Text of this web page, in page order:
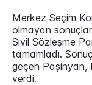
Merkez Seçim
olmayan
Sivil Sözleşme
tamamladı.
geçen Paşinyan,
verdi.